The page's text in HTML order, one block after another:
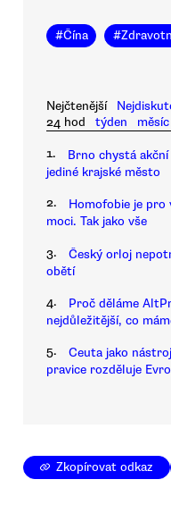
#Čína #
Nejčtenější
24 hod
týden měsíc
1.
Brno chystá
jediné krajské město
2.
Homofobie je pro
moci. Tak jako vše
3.
Český orloj
obětí
4.
Proč děláme
nejdůležitější, co
5.
Ceuta jako
pravice rozděluje
Zkopírovat odkaz